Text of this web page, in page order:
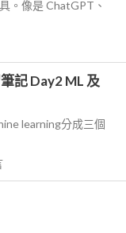
。像是 ChatGPT、
記 Day2 ML 及
learning分成三個